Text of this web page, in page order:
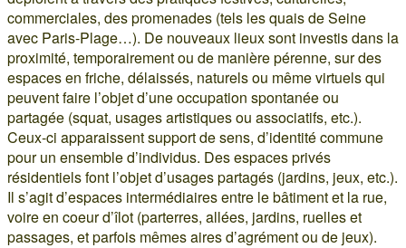
commerciales, des promenades (tels les quais de Seine
avec Paris-Plage…). De nouveaux lieux sont investis dans la
proximité, temporairement ou de manière pérenne, sur des
espaces en friche, délaissés, naturels ou même virtuels qui
peuvent faire l’objet d’une occupation spontanée ou
partagée (squat, usages artistiques ou associatifs, etc.).
Ceux-ci apparaissent support de sens, d’identité commune
pour un ensemble d’individus. Des espaces privés
résidentiels font l’objet d’usages partagés (jardins, jeux, etc.).
Il s’agit d’espaces intermédiaires entre le bâtiment et la rue,
voire en coeur d’îlot (parterres, allées, jardins, ruelles et
passages, et parfois mêmes aires d’agrément ou de jeux).